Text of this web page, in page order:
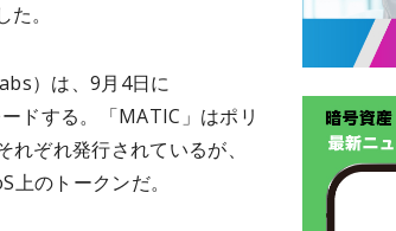
。
）は、9月4日に
ドする。「MATIC」はポリ
ぞれ発行されているが、
のトークンだ。